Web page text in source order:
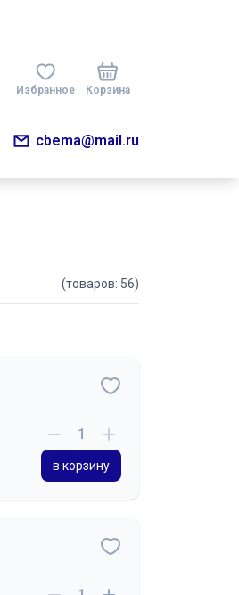
Избранное Корзина
cbema@mail.ru
(товаров: 56)
в корзину